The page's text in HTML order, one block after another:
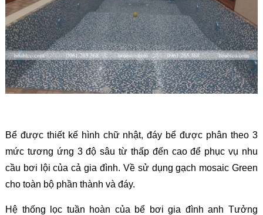
Bể được thiết kế hình chữ nhật, đáy bể được phân theo 3
mức tương ứng 3 độ sâu từ thấp đến cao để phục vụ nhu
cầu bơi lội của cả gia đình. Về sử dụng gạch mosaic Green
cho toàn bộ phần thành và đáy.
Hệ thống lọc tuần hoàn của bể bơi gia đình anh Tưởng